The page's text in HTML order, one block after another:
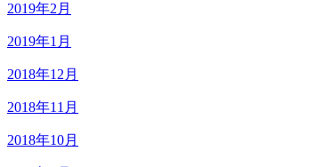
2019年2月
2019年1月
2018年12月
2018年11月
2018年10月